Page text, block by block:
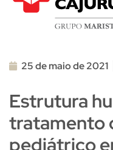
25 de maio de 2021
Estrutura
tratamento
pediátrico